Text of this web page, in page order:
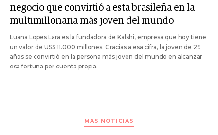
negocio que convirtió a esta brasileña en la
multimillonaria más joven del mundo
Luana Lopes Lara es la fundadora de Kalshi, empresa que hoy tiene
un valor de US$ 11.000 millones. Gracias a esa cifra, la joven de 29
años se convirtió en la persona más joven del mundo en alcanzar
esa fortuna por cuenta propia.
MAS NOTICIAS